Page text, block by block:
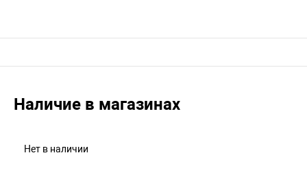
Наличие в магазинах
Нет в наличии